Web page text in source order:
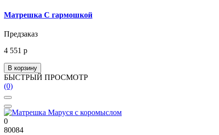
Матрешка С гармошкой
Предзаказ
4 551 р
В корзину
БЫСТРЫЙ ПРОСМОТР
(0)
0
80084